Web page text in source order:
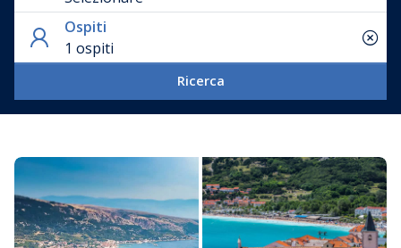
Ospiti
1 ospiti
Ricerca